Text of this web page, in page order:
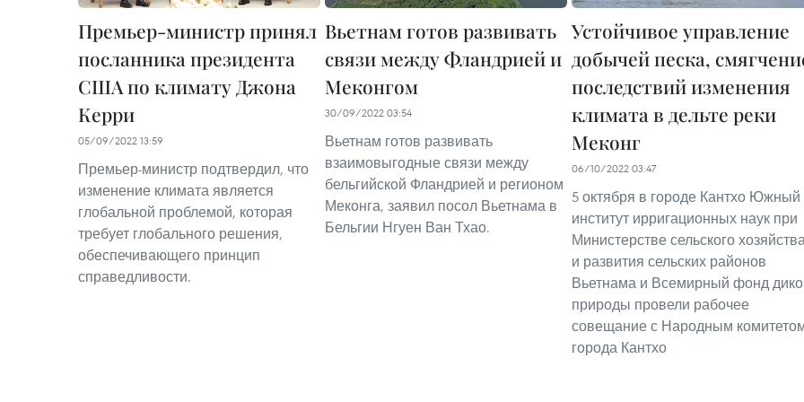
Премьер-министр принял
посланника президента
США по климату Джона
Керри
05/09/2022 13:59
Премьер-министр подтвердил, что
изменение климата является
глобальной проблемой, которая
требует глобального решения,
обеспечивающего принцип
справедливости.
Вьетнам готов развивать
связи между Фландрией и
Меконгом
30/09/2022 03:54
Вьетнам готов развивать
взаимовыгодные связи между
бельгийской Фландрией и регионом
Меконга, заявил посол Вьетнама в
Бельгии Нгуен Ван Тхао.
Устойчивое управление
добычей песка,
последствий изменения
климата в дельте реки
Меконг
06/10/2022 03:47
5 октября в городе Кантхо Южный
институт ирригационных наук при
Министерстве сельского хозяйства
и развития сельских районов
Вьетнама и Всемирный фонд
природы провели рабочее
совещание с Народным
города Кантхо